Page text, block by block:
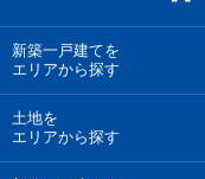
新築一戸建てを
エリアから探す
土地を
エリアから探す